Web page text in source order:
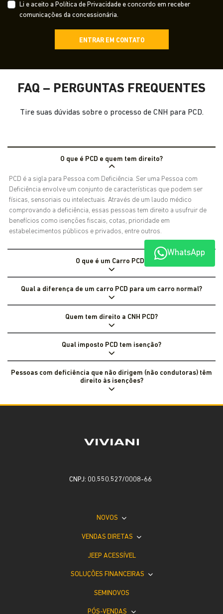
Li e aceito a Política de Privacidade e concordo em receber
comunicações da concessionária.
ENTRAR EM CONTATO
FAQ – PERGUNTAS FREQUENTES
Tire suas dúvidas sobre o processo de CNH para PCD.
O que é PCD e quem tem direito?
PCD é a sigla para Pessoa com Deficiência. Ser uma Pessoa com
Deficiência envolve um conjunto de características que podem ser
físicas, sensoriais ou intelectuais. Através de um laudo médico
comprovando a deficiência, essas pessoas tem direito a usufruir de
benefícios como isenções fiscais, cotas, prioridade em
estabelecimentos públicos e privados, entre outros.
O que é um Carro PCD?
Qual a diferença de um carro PCD para um carro normal?
Quem tem direito a CNH PCD?
Qual imposto PCD tem isenção?
Pessoas com deficiência que não dirigem (não condutoras) têm
direito às isenções?
WhatsApp
CNPJ: 00.550.527/0008-66
NOVOS
VENDAS DIRETAS
JEEP ACESSÍVEL
SOLUÇÕES FINANCEIRAS
SEMINOVOS
PÓS-VENDAS